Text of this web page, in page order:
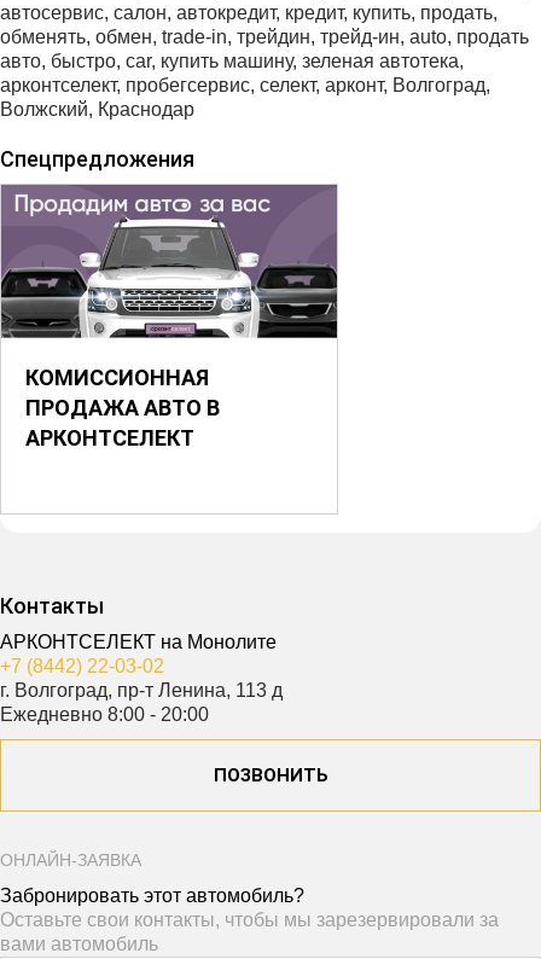
автосервис, салон, автокредит, кредит, купить, продать,
обменять, обмен, trаdе-in, трейдин, трейд-ин, аutо, продать
авто, быстро, саr, купить машину, зеленая автотека,
арконтселект, пробегсервис, селект, арконт, Волгоград,
Волжский, Краснодар
Спецпредложения
КОМИССИОННАЯ
ПРОДАЖА АВТО В
АРКОНТСЕЛЕКТ
Контакты
АРКОНТСЕЛЕКТ на Монолите
+7 (8442) 22-03-02
г. Волгоград, пр-т Ленина, 113 д
Ежедневно 8:00 - 20:00
ПОЗВОНИТЬ
ОНЛАЙН-ЗАЯВКА
Забронировать этот автомобиль?
Оставьте свои контакты, чтобы мы зарезервировали за
вами автомобиль